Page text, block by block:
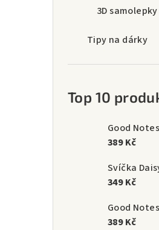
3D samolepky
Tipy na dárky
Top 10
389 Kč
Svíčka
349 Kč
389 Kč